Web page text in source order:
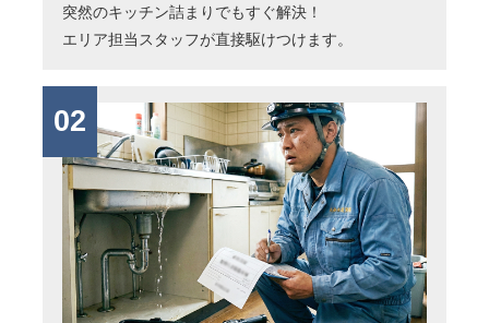
突然のキッチン詰まりでもすぐ解決！
エリア担当スタッフが直接駆けつけます。
02